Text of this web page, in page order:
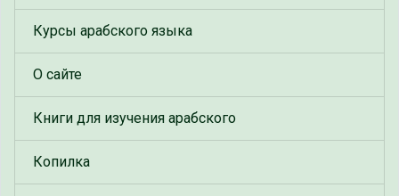
Курсы арабского языка
О сайте
Книги для изучения арабского
Копилка